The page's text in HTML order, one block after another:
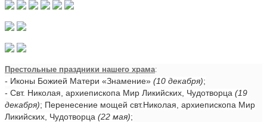
Престольные праздники нашего храма:
- Иконы Божией Матери «Знамение» (10 декабря);
- Свт. Николая, архиепископа Мир Ликийских, Чудотворца (19
декабря); Перенесение мощей свт.Николая, архиепископа Мир
Ликийских, Чудотворца (22 мая);